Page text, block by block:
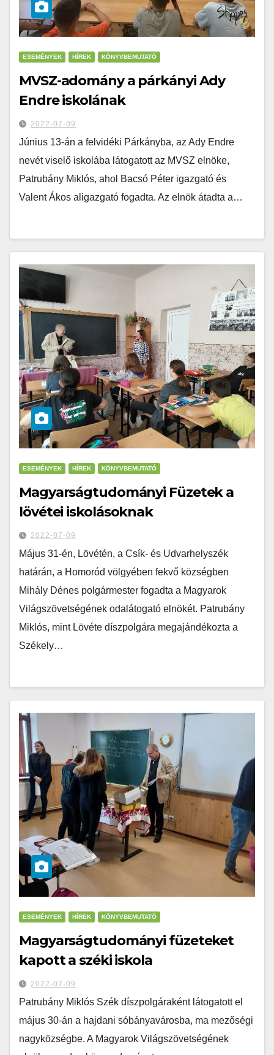
ESEMÉNYEK HÍREK KÖNYVBEMUTATÓ
MVSZ-adomány a párkányi Ady
Endre iskolának
2022-07-09
Június 13-án a felvidéki Párkányba, az Ady Endre
nevét viselő iskolába látogatott az MVSZ elnöke,
Patrubány Miklós, ahol Bacsó Péter igazgató és
Valent Ákos aligazgató fogadta. Az elnök átadta a…
ESEMÉNYEK HÍREK KÖNYVBEMUTATÓ
Magyarságtudományi Füzetek a
lövétei iskolásoknak
2022-07-09
Május 31-én, Lövétén, a Csík- és Udvarhelyszék
határán, a Homoród völgyében fekvő községben
Mihály Dénes polgármester fogadta a Magyarok
Világszövetségének odalátogató elnökét. Patrubány
Miklós, mint Lövéte díszpolgára megajándékozta a
Székely…
ESEMÉNYEK HÍREK KÖNYVBEMUTATÓ
Magyarságtudományi füzeteket
kapott a széki iskola
2022-07-09
Patrubány Miklós Szék díszpolgáraként látogatott el
május 30-án a hajdani sóbányavárosba, ma mezőségi
nagyközségbe. A Magyarok Világszövetségének